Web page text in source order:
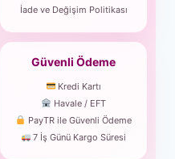
İade ve Değişim Politikası
Güvenli Ödeme
Kredi Kartı
Havale / EFT
PayTR ile Güvenli Ödeme
7 İş Günü Kargo Süresi